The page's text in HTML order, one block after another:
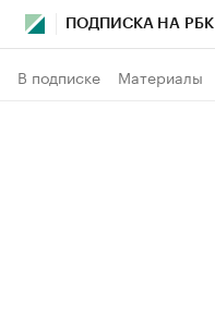
ПОДПИСКА НА РБК
В подписке Материалы